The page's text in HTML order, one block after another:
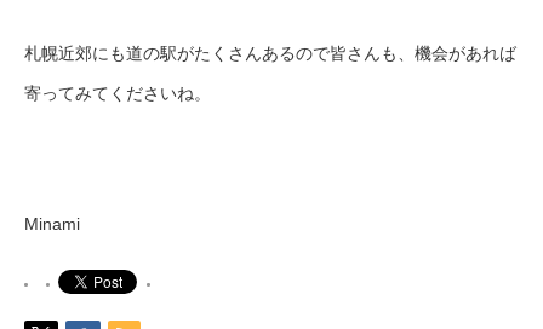
札幌近郊にも道の駅がたくさんあるので皆さんも、機会があれば
寄ってみてくださいね。
Minami